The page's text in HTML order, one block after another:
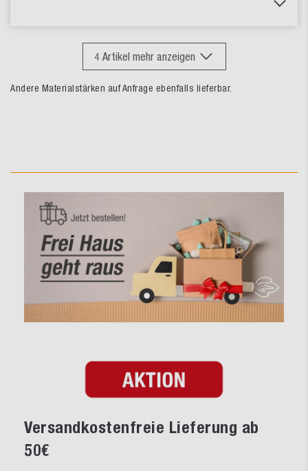
4 Artikel mehr anzeigen
Andere Materialstärken auf Anfrage ebenfalls lieferbar.
Versandkostenfreie Lieferung ab
50€